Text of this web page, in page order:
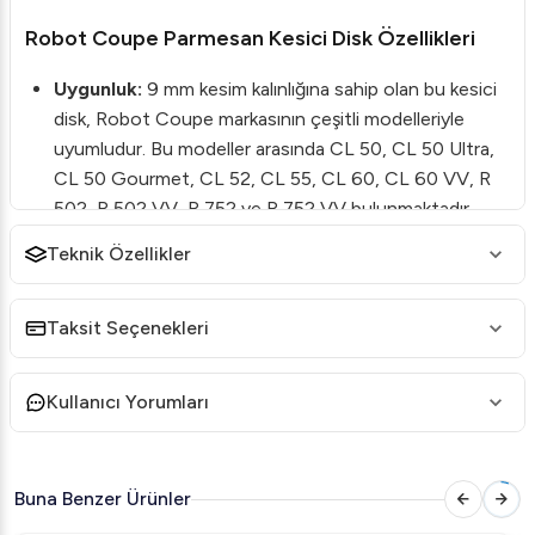
Robot Coupe Parmesan Kesici Disk Özellikleri
Uygunluk: 9 mm kesim kalınlığına sahip olan bu kesici
disk, Robot Coupe markasının çeşitli modelleriyle
uyumludur. Bu modeller arasında CL 50, CL 50 Ultra,
CL 50 Gourmet, CL 52, CL 55, CL 60, CL 60 VV, R
502, R 502 VV, R 752 ve R 752 VV bulunmaktadır.
Yüksek Kalite:Disk, yüksek kaliteli paslanmaz çelik
kullanılarak imal edilmiştir, bu da uzun ömürlü kullanım
ve dayanıklılığı garantiler.
sayesinde kullanıcıya geniş bir kullanım alanı sunar.
Kolay Temizlik:Basit ve fonksiyonel tasarımı
Robot Coupe Parmesan Kesici Disk Teknik
Teknik Özellikler
Taksit Seçenekleri
Kullanıcı Yorumları
Buna Benzer Ürünler